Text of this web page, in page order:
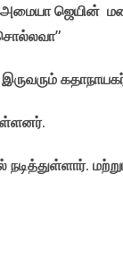
அமையா ஜெயின்